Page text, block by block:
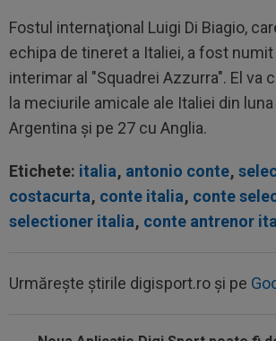
Fostul internaţional Luigi Di Biagio,
echipa de tineret a Italiei, a fost
interimar al "Squadrei Azzurra". El va
la meciurile amicale ale Italiei din
Argentina şi pe 27 cu Anglia.
Etichete: italia, antonio conte,
costacurta, conte italia, conte
selectioner italia, conte antrenor
Urmărește știrile digisport.ro și pe